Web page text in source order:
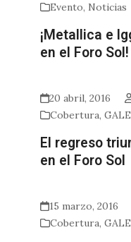
Evento, Noticias
¡Metallica e
en el Foro Sol!
20 abril, 2016
Cobertura,
El regreso
en el Foro Sol
15 marzo, 2016
Cobertura,